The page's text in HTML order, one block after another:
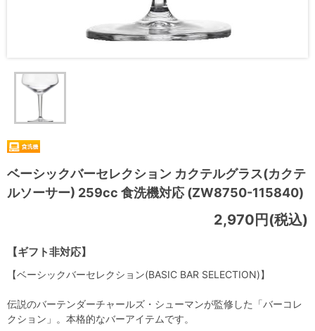
ベーシックバーセレクション カクテルグラス(カクテ
ルソーサー) 259cc 食洗機対応 (ZW8750-115840)
【ギフト非対応】
2,970円(税込)
【ベーシックバーセレクション(BASIC BAR SELECTION)】
伝説のバーテンダーチャールズ・シューマンが監修した「バーコレ
クション」。本格的なバーアイテムです。